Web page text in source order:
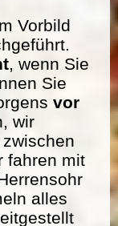
Vorbild
, wenn Sie
Sie
vor
wir
fahren mit
alles